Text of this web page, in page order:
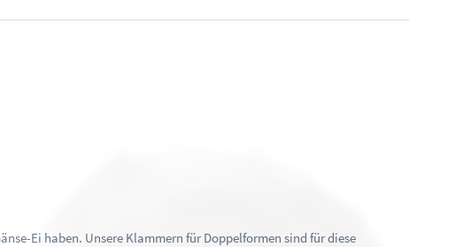
Ei haben. Unsere Klammern für Doppelformen sind für diese